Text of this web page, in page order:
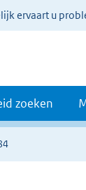
ervaart u
zoeken